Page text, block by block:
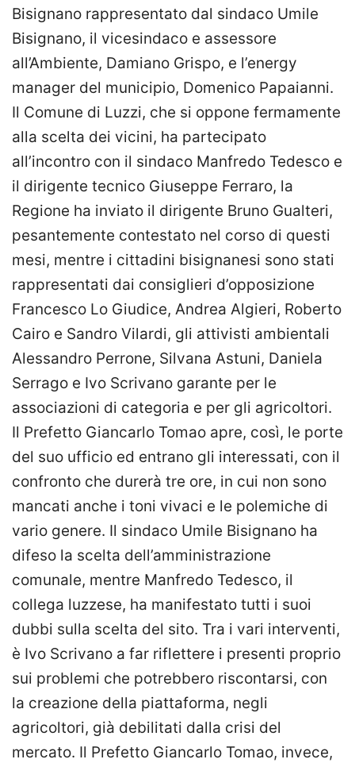
Bisignano rappresentato dal sindaco Umile
Bisignano, il vicesindaco e assessore
all’Ambiente, Damiano Grispo, e l’energy
manager del municipio, Domenico Papaianni.
Il Comune di Luzzi, che si oppone fermamente
alla scelta dei vicini, ha partecipato
all’incontro con il sindaco Manfredo Tedesco e
il dirigente tecnico Giuseppe Ferraro, la
Regione ha inviato il dirigente Bruno Gualteri,
pesantemente contestato nel corso di questi
mesi, mentre i cittadini bisignanesi sono stati
rappresentati dai consiglieri d’opposizione
Francesco Lo Giudice, Andrea Algieri, Roberto
Cairo e Sandro Vilardi, gli attivisti ambientali
Alessandro Perrone, Silvana Astuni, Daniela
Serrago e Ivo Scrivano garante per le
associazioni di categoria e per gli agricoltori.
Il Prefetto Giancarlo Tomao apre, così, le porte
del suo ufficio ed entrano gli interessati, con il
confronto che durerà tre ore, in cui non sono
mancati anche i toni vivaci e le polemiche di
vario genere. Il sindaco Umile Bisignano ha
difeso la scelta dell’amministrazione
comunale, mentre Manfredo Tedesco, il
collega luzzese, ha manifestato tutti i suoi
dubbi sulla scelta del sito. Tra i vari interventi,
è Ivo Scrivano a far riflettere i presenti proprio
sui problemi che potrebbero riscontarsi, con
la creazione della piattaforma, negli
agricoltori, già debilitati dalla crisi del
mercato. Il Prefetto Giancarlo Tomao, invece,